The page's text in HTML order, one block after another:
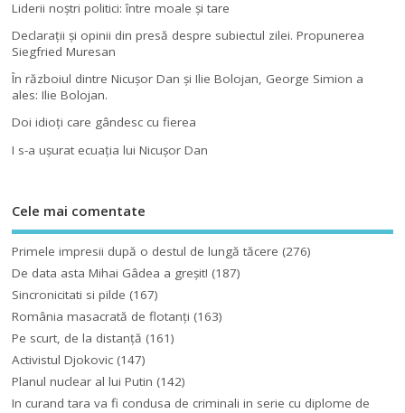
Liderii noştri politici: între moale şi tare
Declaraţii şi opinii din presă despre subiectul zilei. Propunerea
Siegfried Muresan
În războiul dintre Nicuşor Dan şi Ilie Bolojan, George Simion a
ales: Ilie Bolojan.
Doi idioţi care gândesc cu fierea
I s-a uşurat ecuaţia lui Nicuşor Dan
Cele mai comentate
Primele impresii după o destul de lungă tăcere (276)
De data asta Mihai Gâdea a greşit! (187)
Sincronicitati si pilde (167)
România masacrată de flotanţi (163)
Pe scurt, de la distanță (161)
Activistul Djokovic (147)
Planul nuclear al lui Putin (142)
In curand tara va fi condusa de criminali in serie cu diplome de